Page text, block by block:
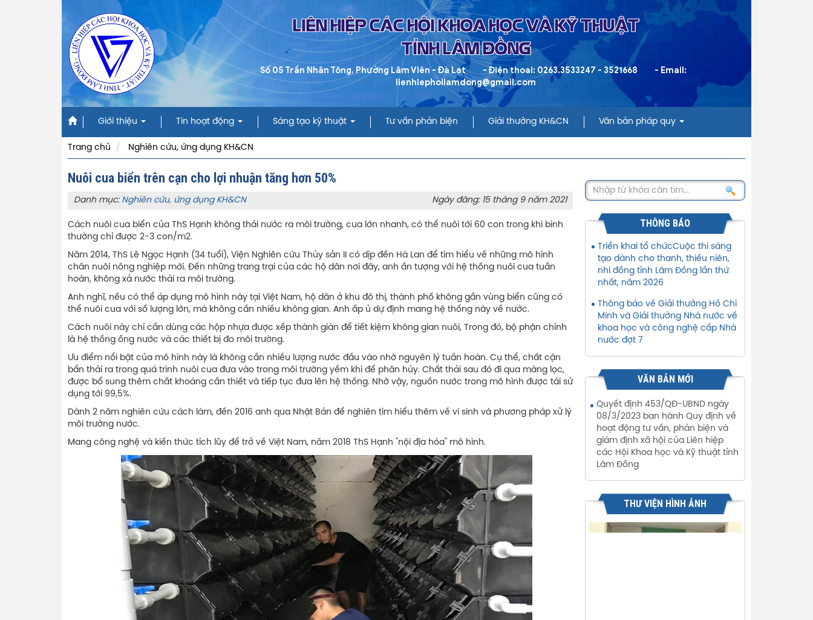
LIÊN HIỆP CÁC HỘI KHOA HỌC VÀ KỸ THUẬT
TỈNH LÂM ĐỒNG
Số 05 Trần Nhân Tông, Phường Lâm Viên - Đà Lạt - Điện thoai: 0263.3533247 - 3521668
- Email:
lienhiephoilamdong@gmail.com
Giới thiệu Tin hoạt động Sáng tạo kỹ thuật Tư vấn phản biện Giải thưởng KH&CN Văn bản pháp quy
Trang chủ Nghiên cứu, ứng dụng KH&CN
Nuôi cua biển trên cạn cho lợi nhuận tăng hơn 50%
Danh mục: Nghiên cứu, ứng dụng KH&CN Ngày đăng: 15 tháng 9 năm 2021
Cách nuôi cua biển của ThS Hạnh không thải nước ra môi trường, cua lớn nhanh, có thể nuôi tới 60 con trong khi bình
thường chỉ được 2-3 con/m2.
Năm 2014, ThS Lê Ngọc Hạnh (34 tuổi), Viện Nghiên cứu Thủy sản II có dịp đến Hà Lan để tìm hiểu về những mô hình
chăn nuôi nông nghiệp mới. Đến những trang trại của các hộ dân nơi đây, anh ấn tượng với hệ thống nuôi cua tuần
hoàn, không xả nước thải ra môi trường.
Anh nghĩ, nếu có thể áp dụng mô hình này tại Việt Nam, hộ dân ở khu đô thị, thành phố không gần vùng biển cũng có
thể nuôi cua với số lượng lớn, mà không cần nhiều không gian. Anh ấp ủ dự định mang hệ thống này về nước.
Cách nuôi này chỉ cần dùng các hộp nhựa được xếp thành giàn để tiết kiệm không gian nuôi, Trong đó, bộ phận chính
là hệ thống ống nước và các thiết bị đo môi trường.
Ưu điểm nổi bật của mô hình này là không cần nhiều lượng nước đầu vào nhờ nguyên lý tuần hoàn. Cụ thể, chất cặn
bẩn thải ra trong quá trình nuôi cua đưa vào trong môi trường yếm khí để phân hủy. Chất thải sau đó đi qua màng lọc,
được bổ sung thêm chất khoáng cần thiết và tiếp tục đưa lên hệ thống. Nhờ vậy, nguồn nước trong mô hình được tái sử
dụng tới 99,5%.
Dành 2 năm nghiên cứu cách làm, đến 2016 anh qua Nhật Bản để nghiên tìm hiểu thêm về vi sinh và phương pháp xử lý
môi trường nước.
Mang công nghệ và kiến thức tích lũy để trở về Việt Nam, năm 2018 ThS Hạnh "nội địa hóa" mô hình.
THÔNG BÁO
Triển khai tổ chứcCuộc thi sáng
tạo dành cho thanh, thiếu niên,
nhi đồng tỉnh Lâm Đồng lần thứ
nhất, năm 2026
Thông báo về Giải thưởng Hồ Chí
Minh và Giải thưởng Nhà nước về
khoa học và công nghệ cấp Nhà
nước đợt 7
VĂN BẢN MỚI
Quyết định 453/QĐ-UBND ngày
08/3/2023 ban hành Quy định về
hoạt động tư vấn, phản biện và
giám định xã hội của Liên hiệp
các Hội Khoa học và Kỹ thuật tỉnh
Lâm Đồng
THƯ VIỆN HÌNH ẢNH